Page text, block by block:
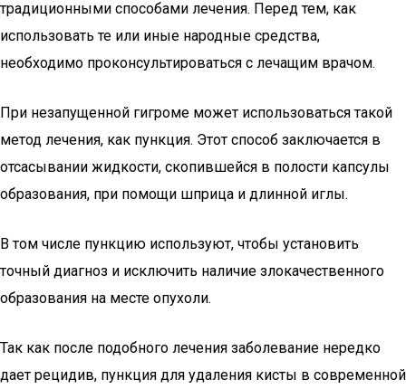
традиционными способами лечения. Перед тем, как
использовать те или иные народные средства,
необходимо проконсультироваться с лечащим врачом.
При незапущенной гигроме может использоваться такой
метод лечения, как пункция. Этот способ заключается в
отсасывании жидкости, скопившейся в полости капсулы
образования, при помощи шприца и длинной иглы.
В том числе пункцию используют, чтобы установить
точный диагноз и исключить наличие злокачественного
образования на месте опухоли.
Так как после подобного лечения заболевание нередко
дает рецидив, пункция для удаления кисты в современной